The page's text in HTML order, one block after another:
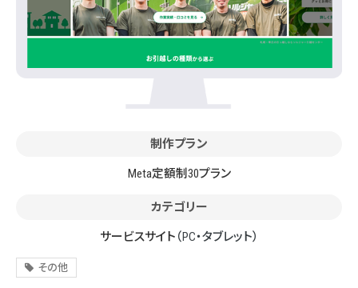
制作プラン
Meta定額制30プラン
カテゴリー
サービスサイト （PC・タブレット）
その他